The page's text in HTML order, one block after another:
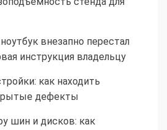
внезапно перестал
инструкция владельцу
как находить
дефекты
шин и дисков: как